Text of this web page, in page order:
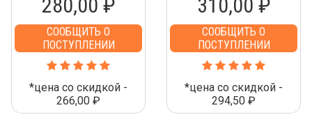
280,00 ₽
СООБЩИТЬ О
ПОСТУПЛЕНИИ
*цена со скидкой -
266,00 ₽
310,00 ₽
СООБЩИТЬ О
ПОСТУПЛЕНИИ
*цена со скидкой -
294,50 ₽